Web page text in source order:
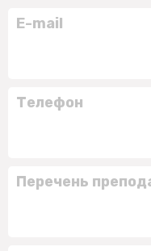
E-mail
Телефон
Перечень